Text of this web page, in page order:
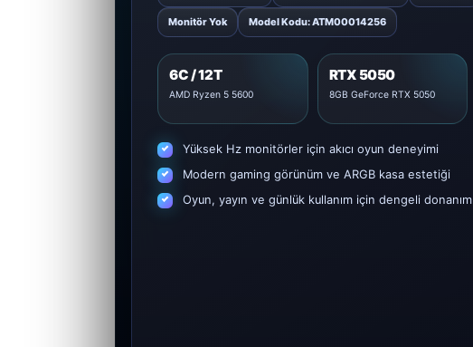
Monitör Yok Model Kodu: ATM00014256
6C / 12T
AMD Ryzen 5 5600
RTX 5050
8GB GeForce RTX 5050
Yüksek Hz monitörler için akıcı oyun deneyimi
Modern gaming görünüm ve ARGB kasa estetiği
Oyun, yayın ve günlük kullanım için dengeli donanım